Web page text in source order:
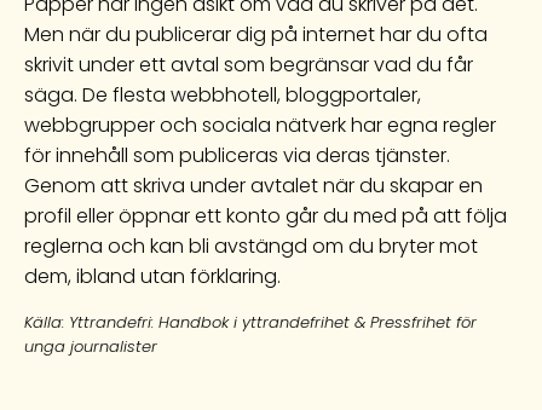
Men när du publicerar dig på internet har du ofta
skrivit under ett avtal som begränsar vad du får
säga. De flesta webbhotell, bloggportaler,
webbgrupper och sociala nätverk har egna regler
för innehåll som publiceras via deras tjänster.
Genom att skriva under avtalet när du skapar en
profil eller öppnar ett konto går du med på att följa
reglerna och kan bli avstängd om du bryter mot
dem, ibland utan förklaring.
Källa: Yttrandefri: Handbok i yttrandefrihet & Pressfrihet för
unga journalister